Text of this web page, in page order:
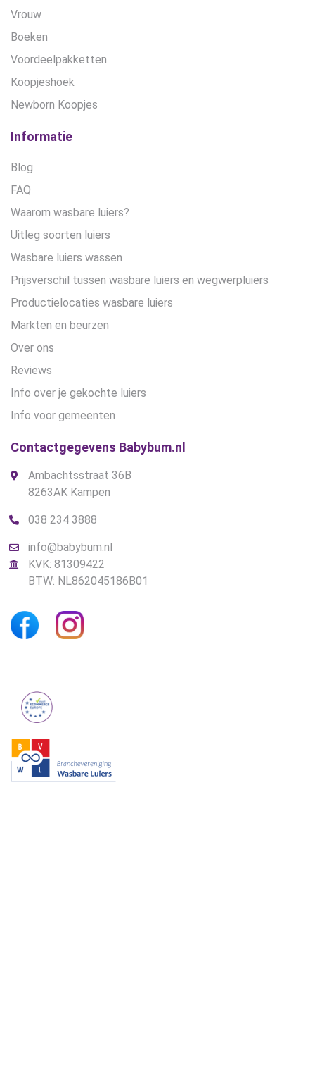
Vrouw
Boeken
Voordeelpakketten
Koopjeshoek
Newborn Koopjes
Informatie
Blog
FAQ
Waarom wasbare luiers?
Uitleg soorten luiers
Wasbare luiers wassen
Prijsverschil tussen wasbare luiers en wegwerpluiers
Productielocaties wasbare luiers
Markten en beurzen
Over ons
Reviews
Info over je gekochte luiers
Info voor gemeenten
Contactgegevens Babybum.nl
Ambachtsstraat 36B
8263AK Kampen
038 234 3888
info@babybum.nl
KVK: 81309422
BTW: NL862045186B01